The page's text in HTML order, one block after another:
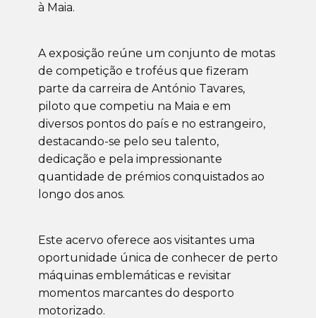
à Maia.
A exposição reúne um conjunto de motas
de competição e troféus que fizeram
parte da carreira de António Tavares,
piloto que competiu na Maia e em
diversos pontos do país e no estrangeiro,
destacando-se pelo seu talento,
dedicação e pela impressionante
quantidade de prémios conquistados ao
longo dos anos.
Este acervo oferece aos visitantes uma
oportunidade única de conhecer de perto
máquinas emblemáticas e revisitar
momentos marcantes do desporto
motorizado.